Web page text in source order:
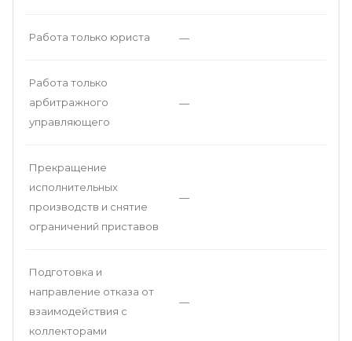
Работа только юриста —
Работа только
арбитражного
управляющего
—
Прекращение
исполнительных
производств и снятие
ограничений приставов
—
Подготовка и
направление отказа от
взаимодействия с
коллекторами
—